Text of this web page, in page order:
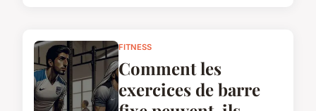
FITNESS
Comment les
exercices de barre